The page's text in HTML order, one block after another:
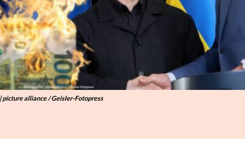
picture alliance / Geisler-Fotopress